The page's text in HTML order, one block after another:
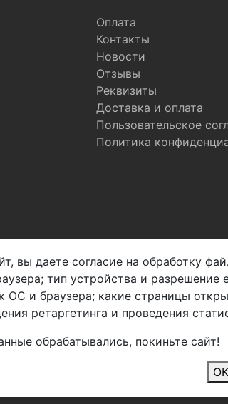
Оплата
Контакты
Новости
Отзывы
Реквизиты
Доставка и оплата
Пользовательское
Политика
Мы в соц. сетях
вы даете согласие на обработку
тип устройства и разрешение
ОС и браузера; какие страницы
ретаргетинга и проведения
обрабатывались, покиньте сайт!
ОК